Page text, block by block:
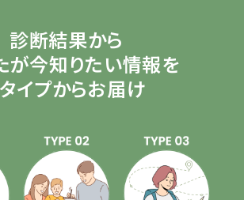
診断結果から
が今知りたい情報を
イプからお届け